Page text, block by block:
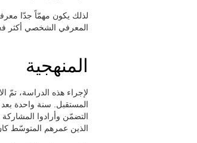
لذلك يكون مهمّاً جدّا
المعرفي الشخصي أكثر
المنهجية
التضمّن وأرادوا المشاركة في الدراسة، و34 منهم
الذين عمرهم المتوسّط